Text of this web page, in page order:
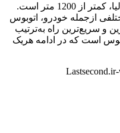
روی نقشه، فاصله دو نقطه وان و آنتالیا، کمتر از 1200 متر است.
ازجمله خودرو، اتوبوس
و سریع‌ترین راه به‌ترتیب
است که در ادامه هریک